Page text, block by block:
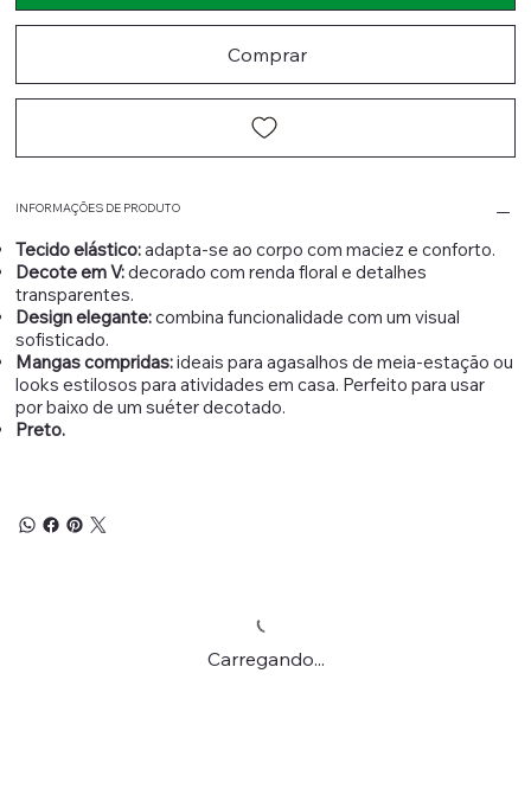
Comprar
INFORMAÇÕES DE PRODUTO
Tecido elástico:adapta-se ao corpo com maciez e conforto.
Decote em V:decorado com renda floral e detalhes
transparentes.
Design elegante:combina funcionalidade com um visual
sofisticado.
Mangas compridas:ideais para agasalhos de meia-estação ou
looks estilosos para atividades em casa. Perfeito para usar
por baixo de um suéter decotado.
Preto.
Carregando...